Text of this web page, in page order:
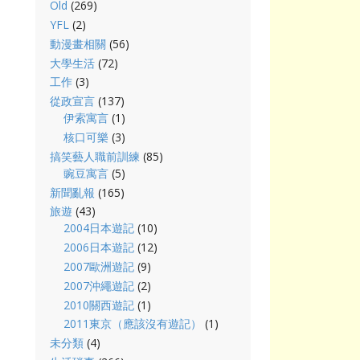
Old (269)
YFL(2)
動漫畫相關 (56)
大學生活(72)
工作(3)
從政宣言(137)
伊索寓言 (1)
核口可樂 (3)
搞笑藝人職前訓練 (85)
豌豆寓言 (5)
新聞亂報 (165)
旅遊 (43)
2004日本遊記 (10)
2006日本遊記 (12)
2007歐洲遊記 (9)
2007沖繩遊記 (2)
2010關西遊記 (1)
2011東京（應該沒有遊記）
(1)
未分類(4)